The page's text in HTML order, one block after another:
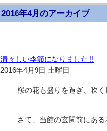
2016年4月のアーカイブ
清々しい季節になりました!!!
2016年4月9日 土曜日
桜の花も盛りを過ぎ、吹
さて、当館の玄関前にあ